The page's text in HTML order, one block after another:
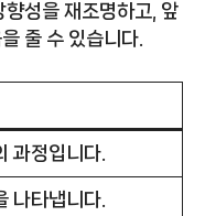
향성을 재조명하고, 앞
줄 수 있습니다.
과정입니다.
나타냅니다.